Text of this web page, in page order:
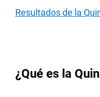
Resultados de la
¿Qué es la